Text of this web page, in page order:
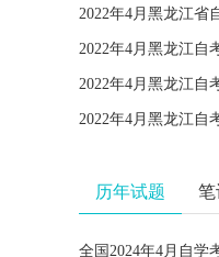
2022年4月黑龙江省
2022年4月黑龙江自
2022年4月黑龙江自
2022年4月黑龙江自
历年试题 笔
全国2024年4月自学